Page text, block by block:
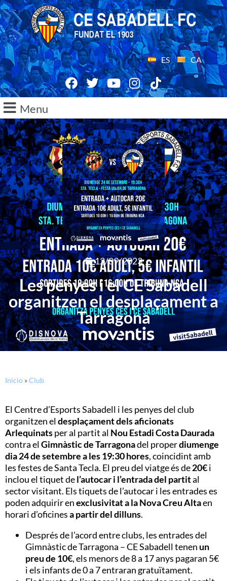
ES CA
Menu
12/09/2023
Les penyes i el CE Sabadell
organitzen el desplaçament a
Tarragona
Inicio »Club
El Centre d’Esports Sabadell i les penyes del club
organitzen eldesplaçament dels aficionats
Arlequinatsper al partit al Nou Estadi Costa Daurada
contra elGimnàstic de Tarragonadel properdiumenge
dia 24 de setembre a les 19:30 hores, coincidint amb
les festes de Santa Tecla. El preu del viatge és de20€i
inclou el tiquet del’autocar i l’entrada del partital
sector visitant. Els tiquets de l’autocar i les entrades es
poden adquirir enexclusivitat a la Nova Creu Altaen
horari d’oficinesa partir del dilluns.
Després de l’acord entre clubs, les entrades del
Gimnàstic de Tarragona – CE Sabadell tenen un
preu de 10€, els menors de 8 a 17 anys pagaran 5€
i els infants de 0 a 7 entraran gratuïtament.